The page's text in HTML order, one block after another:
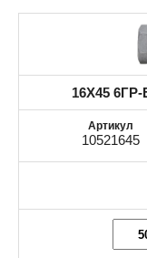
16X45
10521645